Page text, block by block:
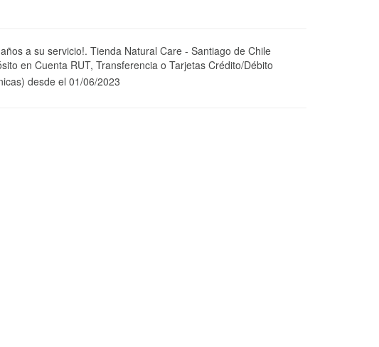
a su servicio!. Tienda Natural Care - Santiago de Chile
en Cuenta RUT, Transferencia o Tarjetas Crédito/Débito
desde el 01/06/2023